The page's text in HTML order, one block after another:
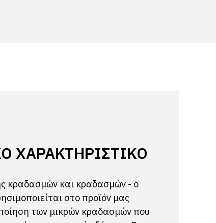
ΧΑΡΑΚΤΗΡΙΣΤΙΚΌ
κραδασμών και κραδασμών - ο
στο προϊόν μας
των μικρών κραδασμών που